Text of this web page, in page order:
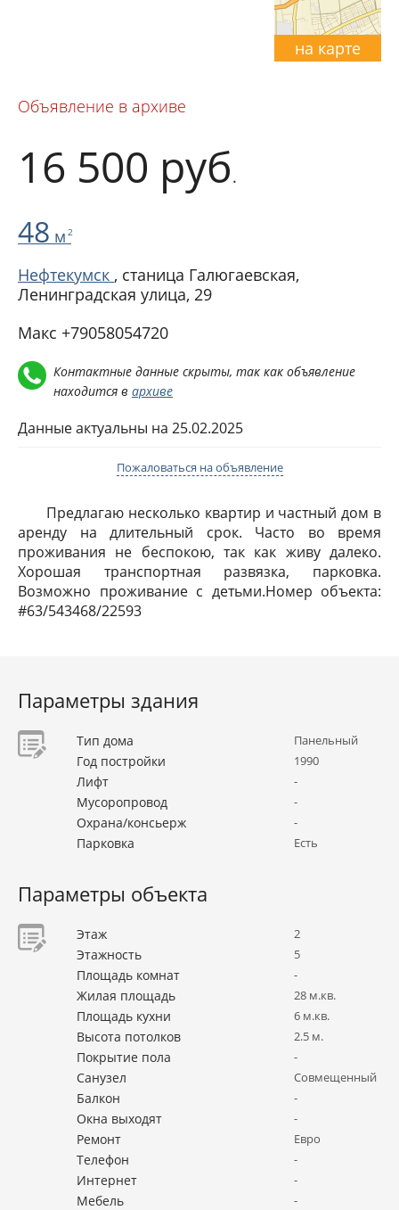
на карте
Объявление в архиве
16 500 руб.
48 м 2
Нефтекумск , станица Галюгаевская,
Ленинградская улица, 29
Макс +79058054720
Контактные данные скрыты, так как объявление
находится в архиве
Данные актуальны на 25.02.2025
Пожаловаться на объявление
Предлагаю несколько квартир и частный дом в
аренду на длительный срок. Часто во время
проживания не беспокою, так как живу далеко.
Хорошая транспортная развязка, парковка.
Возможно проживание с детьми.Номер объекта:
#63/543468/22593
Параметры здания
Тип дома Панельный
Год постройки 1990
Лифт -
Мусоропровод -
Охрана/консьерж -
Парковка Есть
Параметры объекта
Этаж 2
Этажность 5
Площадь комнат -
Жилая площадь 28 м.кв.
Площадь кухни 6 м.кв.
Высота потолков 2.5 м.
Покрытие пола -
Санузел Совмещенный
Балкон -
Окна выходят -
Ремонт Евро
Телефон -
Интернет -
Мебель -